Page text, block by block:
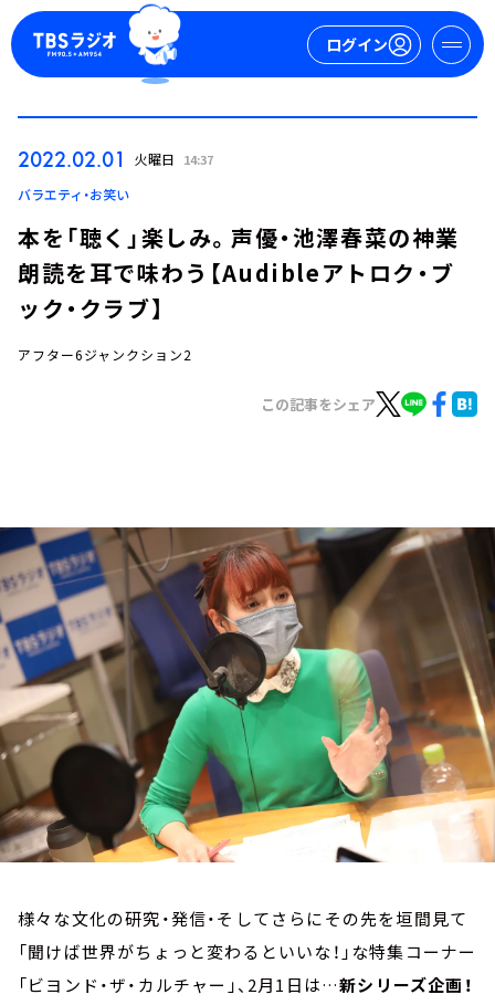
ログイン
ログイン
イベント・グッズ
YouTube
会社情報
2022.02.01 火曜日 14:37
バラエティ・お笑い
本を「聴く」楽しみ。声優・池澤春菜の神業
朗読を耳で味わう【Audibleアトロク・ブ
ック・クラブ】
アフター6ジャンクション2
この記事をシェア
様々な文化の研究・発信・そしてさらにその先を垣間見て
「聞けば世界がちょっと変わるといいな！」な特集コーナー
「ビヨンド・ザ・カルチャー」、2月1日は…新シリーズ企画！